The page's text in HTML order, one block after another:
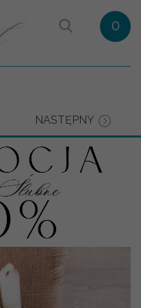
0
NASTĘPNY